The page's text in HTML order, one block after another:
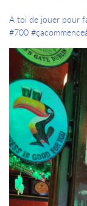
A toi de jouer pour
#700